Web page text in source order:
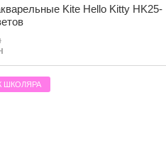
Kite Hello Kitty HK25-
ШКОЛЯРА